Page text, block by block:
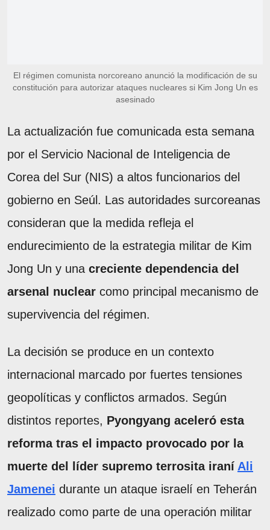
El régimen comunista norcoreano anunció la modificación de su
constitución para autorizar ataques nucleares si Kim Jong Un es
asesinado
La actualización fue comunicada esta semana
por el Servicio Nacional de Inteligencia de
Corea del Sur (NIS) a altos funcionarios del
gobierno en Seúl. Las autoridades surcoreanas
consideran que la medida refleja el
endurecimiento de la estrategia militar de Kim
Jong Un y una creciente dependencia del
arsenal nuclear como principal mecanismo de
supervivencia del régimen.
La decisión se produce en un contexto
internacional marcado por fuertes tensiones
geopolíticas y conflictos armados. Según
distintos reportes, Pyongyang aceleró esta
reforma tras el impacto provocado por la
muerte del líder supremo terrosita iraní Ali
Jamenei durante un ataque israelí en Teherán
realizado como parte de una operación militar